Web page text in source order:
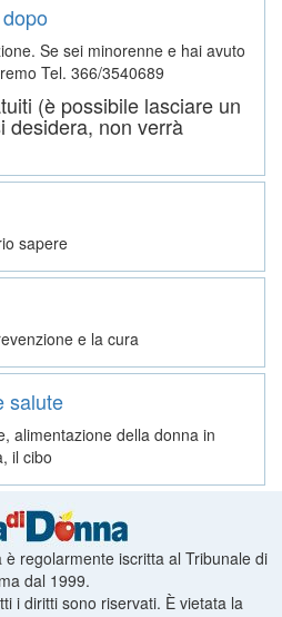
Se sei minorenne e hai avuto
Tel. 366/3540689
(è possibile lasciare un
desidera, non verrà
sapere
e la cura
salute
alimentazione della donna in
il cibo
regolarmente iscritta al Tribunale di
dal 1999.
i diritti sono riservati. È vietata la